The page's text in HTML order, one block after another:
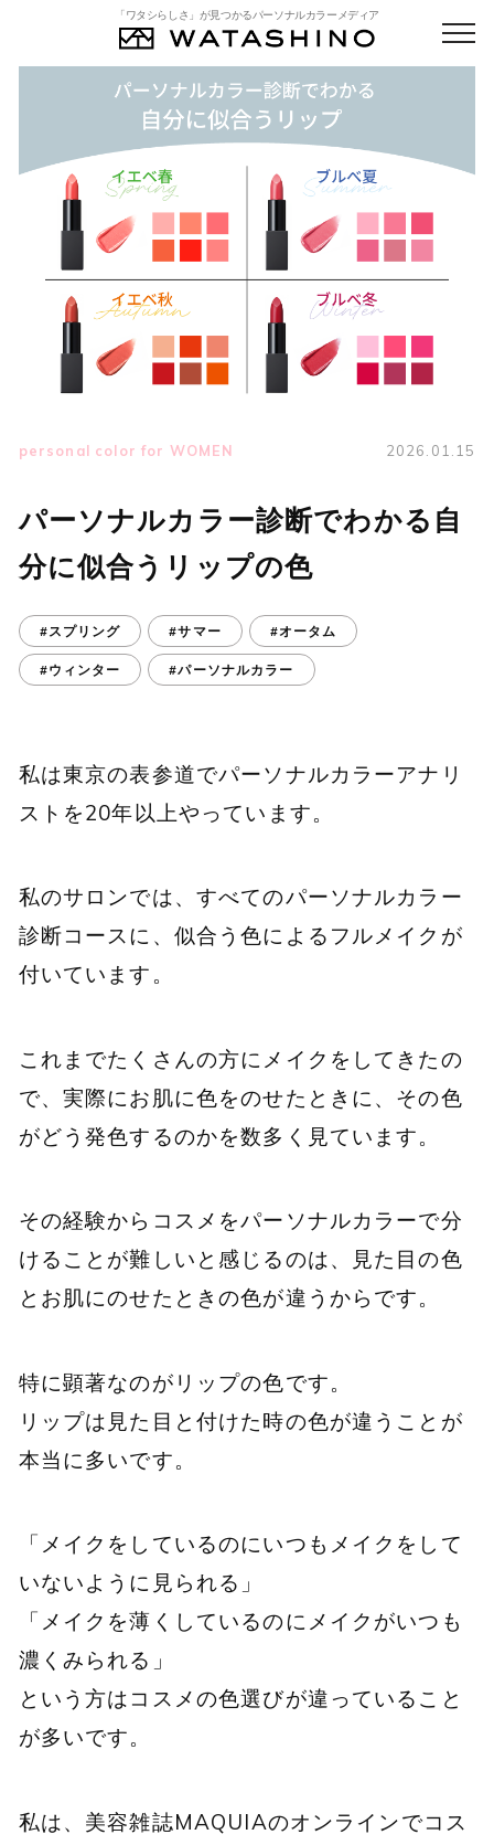
「ワタシらしさ」が見つかるパーソナルカラーメディア
personal color for WOMEN 2026.01.15
パーソナルカラー診断でわかる自
分に似合うリップの色
#スプリング #サマー #オータム
#ウィンター #パーソナルカラー
私は東京の表参道でパーソナルカラーアナリ
ストを20年以上やっています。
私のサロンでは、すべてのパーソナルカラー
診断コースに、似合う色によるフルメイクが
付いています。
これまでたくさんの方にメイクをしてきたの
で、実際にお肌に色をのせたときに、その色
がどう発色するのかを数多く見ています。
その経験からコスメをパーソナルカラーで分
けることが難しいと感じるのは、見た目の色
とお肌にのせたときの色が違うからです。
特に顕著なのがリップの色です。
リップは見た目と付けた時の色が違うことが
本当に多いです。
「メイクをしているのにいつもメイクをして
いないように見られる」
「メイクを薄くしているのにメイクがいつも
濃くみられる」
という方はコスメの色選びが違っていること
が多いです。
私は、美容雑誌MAQUIAのオンラインでコス